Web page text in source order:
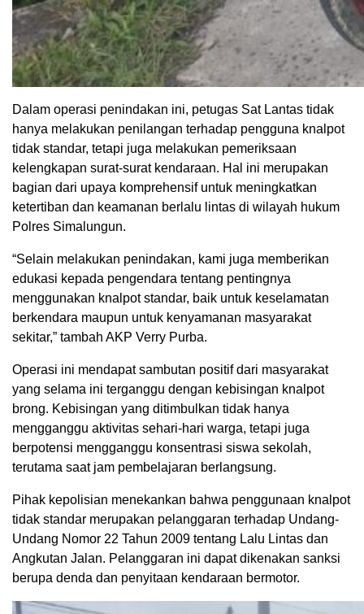
Dalam operasi penindakan ini, petugas Sat Lantas tidak
hanya melakukan penilangan terhadap pengguna knalpot
tidak standar, tetapi juga melakukan pemeriksaan
kelengkapan surat-surat kendaraan. Hal ini merupakan
bagian dari upaya komprehensif untuk meningkatkan
ketertiban dan keamanan berlalu lintas di wilayah hukum
Polres Simalungun.
“Selain melakukan penindakan, kami juga memberikan
edukasi kepada pengendara tentang pentingnya
menggunakan knalpot standar, baik untuk keselamatan
berkendara maupun untuk kenyamanan masyarakat
sekitar,” tambah AKP Verry Purba.
Operasi ini mendapat sambutan positif dari masyarakat
yang selama ini terganggu dengan kebisingan knalpot
brong. Kebisingan yang ditimbulkan tidak hanya
mengganggu aktivitas sehari-hari warga, tetapi juga
berpotensi mengganggu konsentrasi siswa sekolah,
terutama saat jam pembelajaran berlangsung.
Pihak kepolisian menekankan bahwa penggunaan knalpot
tidak standar merupakan pelanggaran terhadap Undang-
Undang Nomor 22 Tahun 2009 tentang Lalu Lintas dan
Angkutan Jalan. Pelanggaran ini dapat dikenakan sanksi
berupa denda dan penyitaan kendaraan bermotor.